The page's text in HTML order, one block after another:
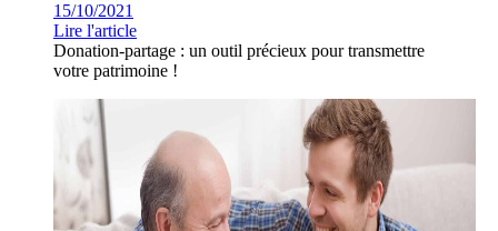
15/10/2021
Lire l'article
Donation-partage : un outil précieux pour transmettre
votre patrimoine !